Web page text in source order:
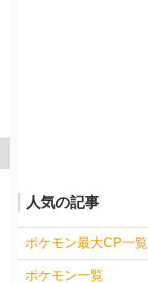
人気の記事
ポケモン最大CP一覧
ポケモン一覧